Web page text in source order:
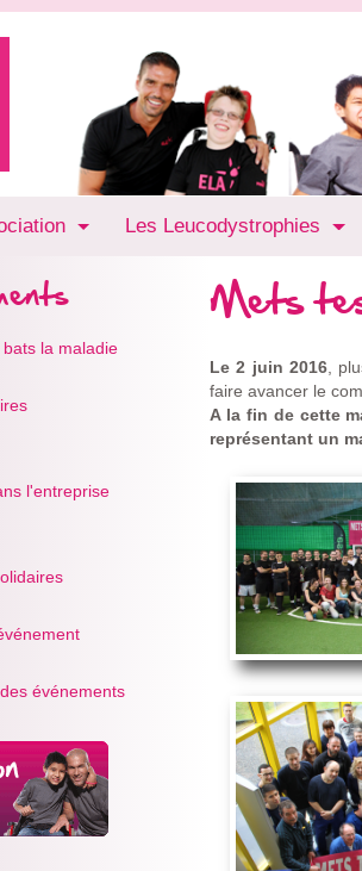
Les Leucodystrophies
la maladie
l'entreprise
événements
Mets
Le 2 juin 2016,
faire avancer le
A la fin de cette
représentant un